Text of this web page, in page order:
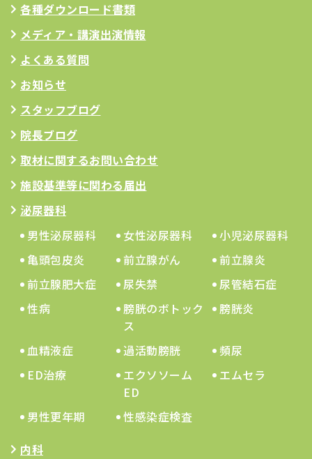
各種ダウンロード書類
メディア・講演出演情報
よくある質問
お知らせ
スタッフブログ
院長ブログ
取材に関するお問い合わせ
施設基準等に関わる届出
泌尿器科
男性泌尿器科
女性泌尿器科
小児泌尿器科
亀頭包皮炎
前立腺がん
前立腺炎
前立腺肥大症
尿失禁
尿管結石症
性病
膀胱のボトック
ス
膀胱炎
血精液症 過活動膀胱
頻尿
ED治療
エクソソーム
ED
エムセラ
男性更年期
性感染症検査
内科